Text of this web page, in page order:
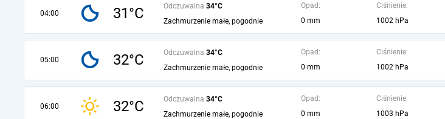
04:00 31°C Odczuwalna 34°C
Zachmurzenie małe, pogodnie
Opad:
0 mm
Ciśnienie:
1002 hPa
05:00 32°C Odczuwalna 34°C
Zachmurzenie małe, pogodnie
Opad:
0 mm
Ciśnienie:
1002 hPa
06:00 32°C Odczuwalna 34°C
Zachmurzenie małe, pogodnie
Opad:
0 mm
Ciśnienie:
1003 hPa